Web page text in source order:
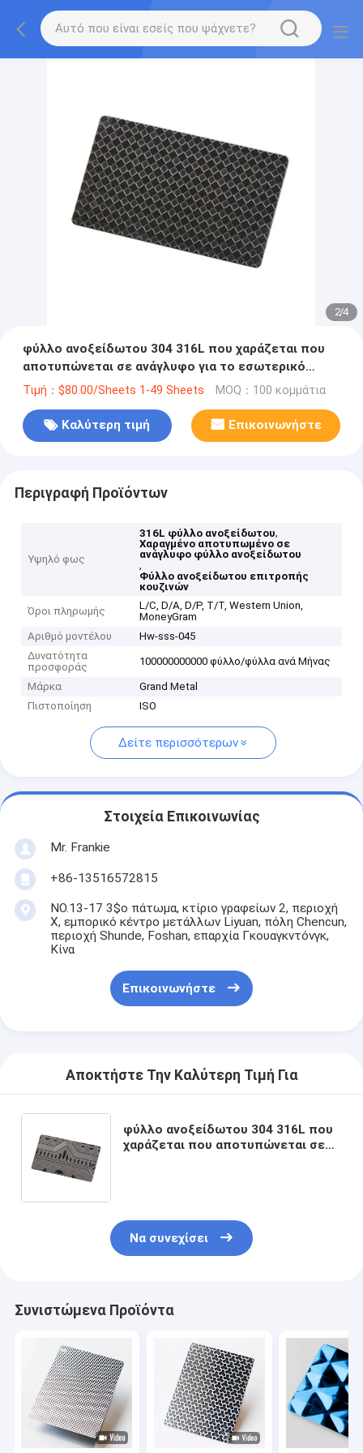
2/4
φύλλο ανοξείδωτου 304 316L που χαράζεται που
αποτυπώνεται σε ανάγλυφο για το εσωτερικό
ανελκυστήρων και την επιτροπή κουζινών
Τιμή：$80.00/Sheets 1-49 Sheets MOQ：100 κομμάτια
Καλύτερη τιμή Επικοινωνήστε
Περιγραφή Προϊόντων
Υψηλό φως
316L φύλλο ανοξείδωτου,
Χαραγμένο αποτυπωμένο σε
ανάγλυφο φύλλο ανοξείδωτου
,
Φύλλο ανοξείδωτου επιτροπής
κουζινών
Όροι πληρωμής
L/C, D/A, D/P, T/T, Western Union,
MoneyGram
Αριθμό μοντέλου
Hw-sss-045
Δυνατότητα
προσφοράς
100000000000 φύλλο/φύλλα ανά Μήνας
Μάρκα
Grand Metal
Πιστοποίηση
ISO
Δείτε περισσότερων
Στοιχεία Επικοινωνίας
Mr. Frankie
+86-13516572815
NO.13-17 3$ο πάτωμα, κτίριο γραφείων 2, περιοχή
Χ, εμπορικό κέντρο μετάλλων Liyuan, πόλη Chencun,
περιοχή Shunde, Foshan, επαρχία Γκουαγκντόνγκ,
Κίνα
Επικοινωνήστε
Αποκτήστε Την Καλύτερη Τιμή Για
φύλλο ανοξείδωτου 304 316L που
χαράζεται που αποτυπώνεται σε
Να συνεχίσει
Συνιστώμενα Προϊόντα